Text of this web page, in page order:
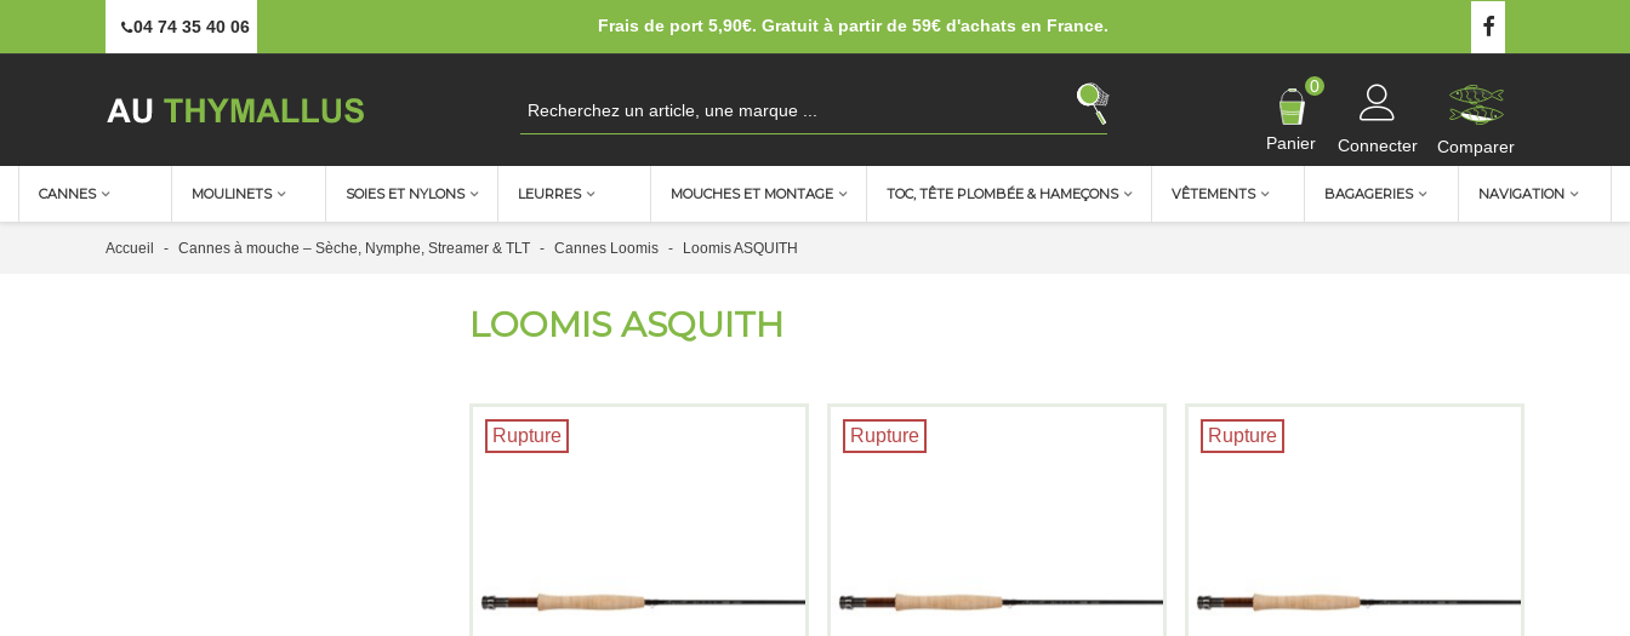
04 74 35 40 06 Frais de port 5,90€. Gratuit à partir de 59€ d'achats en France.
Panier
0
Connecter Comparer
CANNES MOULINETS SOIES ET NYLONS LEURRES MOUCHES ET MONTAGE TOC, TÊTE PLOMBÉE & HAMEÇONS VÊTEMENTS BAGAGERIES NAVIGATION
Accueil - Cannes à mouche – Sèche, Nymphe, Streamer & TLT - Cannes Loomis - Loomis ASQUITH
LOOMIS ASQUITH
Rupture Rupture Rupture